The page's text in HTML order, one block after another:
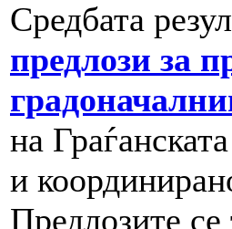
Средбата
предлози за
на
и
Предлозите се